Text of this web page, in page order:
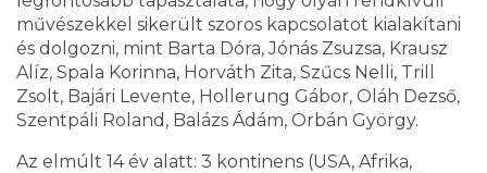
művészekkel sikerült szoros kapcsolatot kialakítani
és dolgozni, mint Barta Dóra, Jónás Zsuzsa, Krausz
Alíz, Spala Korinna, Horváth Zita, Szűcs Nelli, Trill
Zsolt, Bajári Levente, Hollerung Gábor, Oláh Dezső,
Szentpáli Roland, Balázs Ádám, Orbán György.
Az elmúlt 14 év alatt: 3 kontinens (USA, Afrika,